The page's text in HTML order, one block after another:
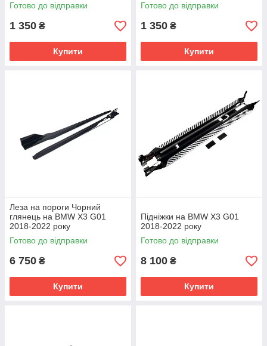
Готово до відправки
1 350 ₴
Купити
Готово до відправки
1 350 ₴
Купити
Леза на пороги Чорний
глянець на BMW X3 G01
2018-2022 року
Готово до відправки
6 750 ₴
Купити
Підніжки на BMW X3 G01
2018-2022 року
Готово до відправки
8 100 ₴
Купити